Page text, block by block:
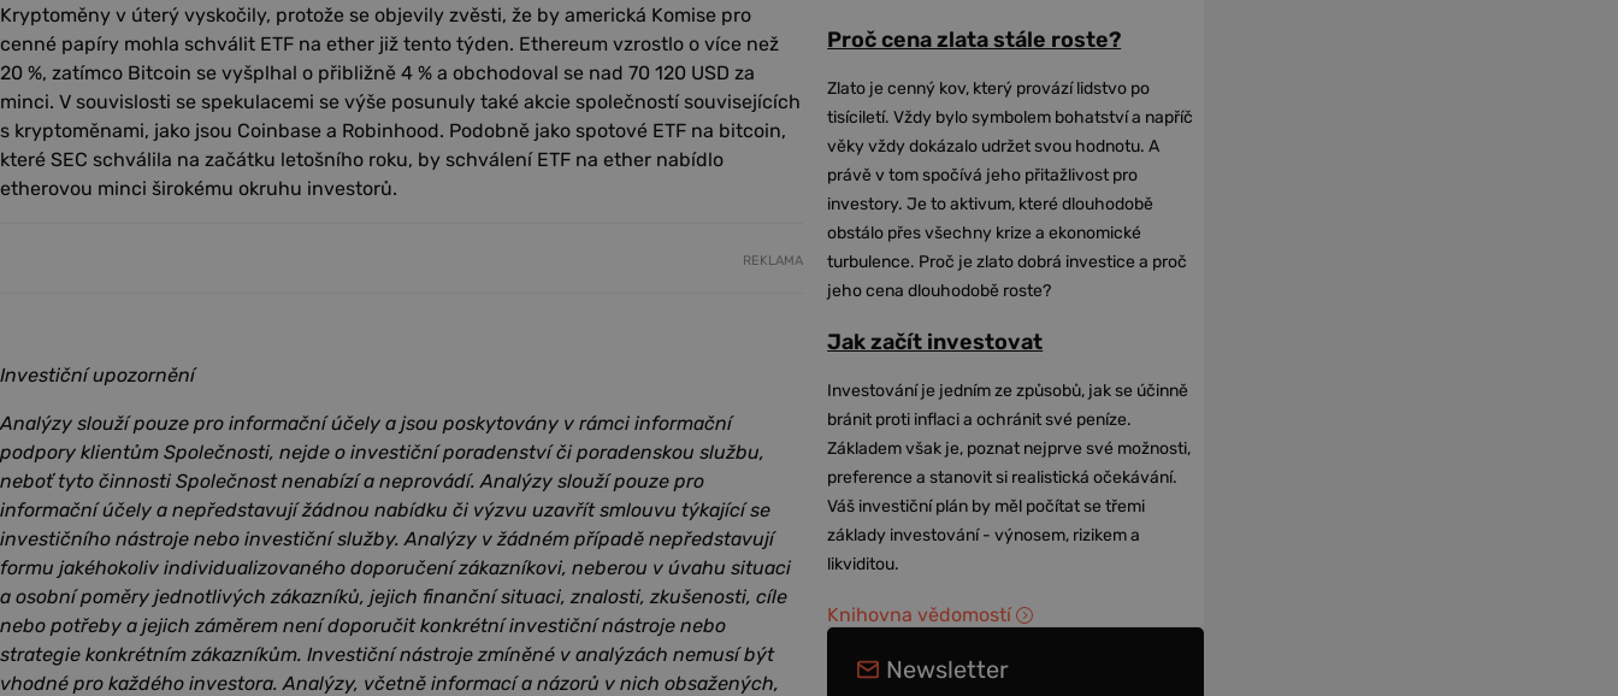
Kryptoměny v úterý vyskočily, protože se objevily zvěsti, že by americká Komise pro
cenné papíry mohla schválit ETF na ether již tento týden. Ethereum vzrostlo o více než
20 %, zatímco Bitcoin se vyšplhal o přibližně 4 % a obchodoval se nad 70 120 USD za
minci. V souvislosti se spekulacemi se výše posunuly také akcie společností souvisejících
s kryptoměnami, jako jsou Coinbase a Robinhood. Podobně jako spotové ETF na bitcoin,
které SEC schválila na začátku letošního roku, by schválení ETF na ether nabídlo
etherovou minci širokému okruhu investorů.
REKLAMA
Investiční upozornění
Analýzy slouží pouze pro informační účely a jsou poskytovány v rámci informační
podpory klientům Společnosti, nejde o investiční poradenství či poradenskou službu,
neboť tyto činnosti Společnost nenabízí a neprovádí. Analýzy slouží pouze pro
informační účely a nepředstavují žádnou nabídku či výzvu uzavřít smlouvu týkající se
investičního nástroje nebo investiční služby. Analýzy v žádném případě nepředstavují
formu jakéhokoliv individualizovaného doporučení zákazníkovi, neberou v úvahu situaci
a osobní poměry jednotlivých zákazníků, jejich finanční situaci, znalosti, zkušenosti, cíle
nebo potřeby a jejich záměrem není doporučit konkrétní investiční nástroje nebo
strategie konkrétním zákazníkům. Investiční nástroje zmíněné v analýzách nemusí být
vhodné pro každého investora. Analýzy, včetně informací a názorů v nich obsažených,
Proč cena zlata stále roste?
Zlato je cenný kov, který provází lidstvo po
tisíciletí. Vždy bylo symbolem bohatství a napříč
věky vždy dokázalo udržet svou hodnotu. A
právě v tom spočívá jeho přitažlivost pro
investory. Je to aktivum, které dlouhodobě
obstálo přes všechny krize a ekonomické
turbulence. Proč je zlato dobrá investice a proč
jeho cena dlouhodobě roste?
Jak začít investovat
Investování je jedním ze způsobů, jak se účinně
bránit proti inflaci a ochránit své peníze.
Základem však je, poznat nejprve své možnosti,
preference a stanovit si realistická očekávání.
Váš investiční plán by měl počítat se třemi
základy investování - výnosem, rizikem a
likviditou.
Knihovna vědomostí
Newsletter